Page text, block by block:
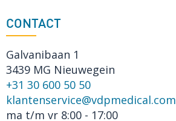
CONTACT
Galvanibaan 1
3439 MG Nieuwegein
+31 30 600 50 50
klantenservice@vdpmedical.com
ma t/m vr 8:00 - 17:00